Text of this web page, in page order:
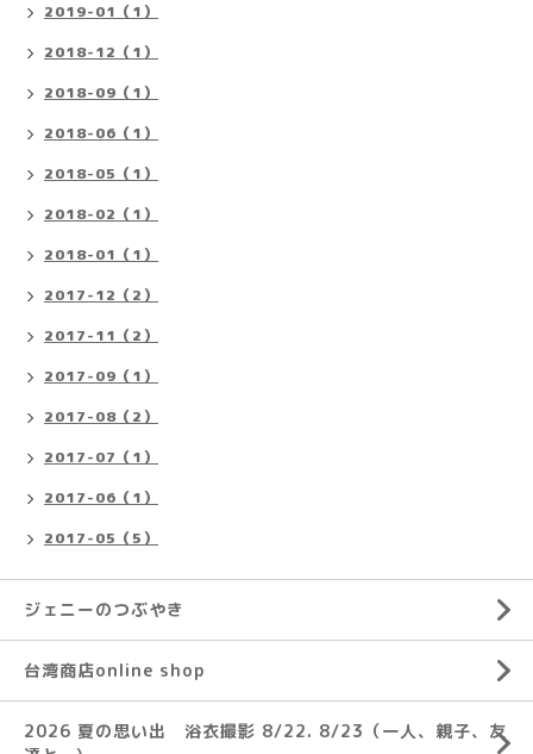
2019-01（1）
2018-12（1）
2018-09（1）
2018-06（1）
2018-05（1）
2018-02（1）
2018-01（1）
2017-12（2）
2017-11（2）
2017-09（1）
2017-08（2）
2017-07（1）
2017-06（1）
2017-05（5）
ジェニーのつぶやき
台湾商店online shop
2026 夏の思い出 浴衣撮影 8/22. 8/23（一人、親子、友